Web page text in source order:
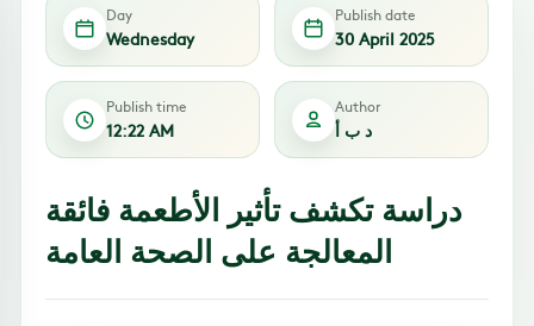
Day
Wednesday
Publish date
30 April 2025
Publish time
12:22 AM
Author
د ب أ
دراسة تكشف تأثير الأطعمة فائقة
المعالجة على الصحة العامة